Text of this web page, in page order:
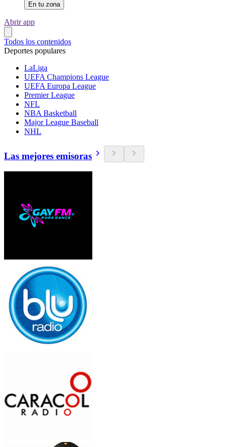
En tu zona
Abrir app
Todos los contenidos
Deportes populares
LaLiga
UEFA Champions League
UEFA Europa League
Premier League
NFL
NBA Basketball
Major League Baseball
NHL
Las mejores emisoras